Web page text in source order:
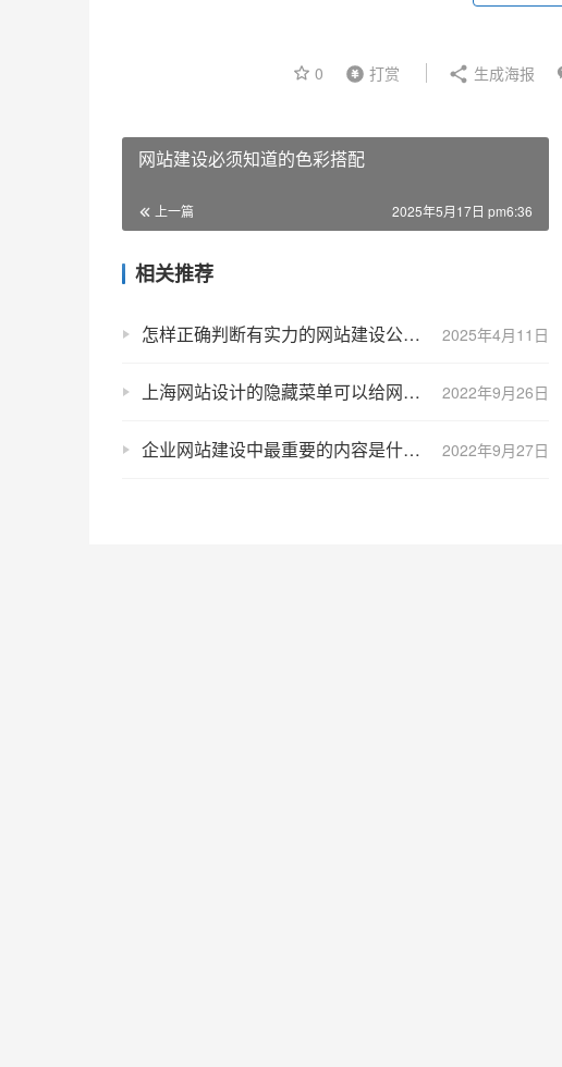
0 打赏 生成海报
网站建设必须知道的色彩搭配
上一篇 2025年5月17日 pm6:36
相关推荐
2025年4月11日
怎样正确判断有实力的网站建设公司？
2022年9月26日
上海网站设计的隐藏菜单可以给网站带来更好的设计效果
2022年9月27日
企业网站建设中最重要的内容是什么？